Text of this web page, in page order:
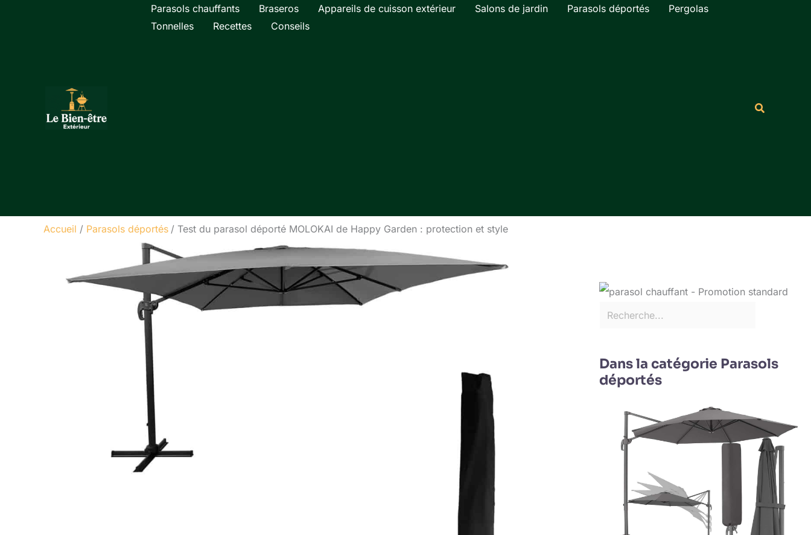
Parasols chauffants Braseros Appareils de cuisson extérieur Salons de jardin Parasols déportés
Pergolas
Tonnelles
Recettes Conseils
Accueil Parasols déportés Test du parasol déporté MOLOKAI de Happy Garden : protection et style
Rechercher
Dans la catégorie Parasols
déportés